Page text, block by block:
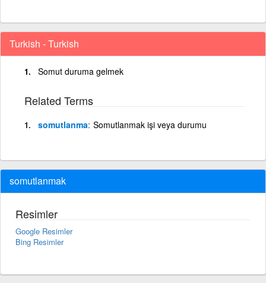
Turkish - Turkish
Somut duruma gelmek
Related Terms
somutlanma Somutlanmak işi veya durumu
somutlanmak
Resimler
Google Resimler
Bing Resimler